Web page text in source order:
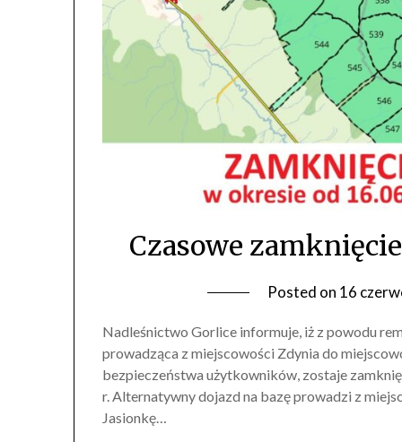
Czasowe
Posted on 16
Nadleśnictwo Gorlice informuje, iż z powodu
prowadząca z miejscowości Zdynia do
bezpieczeństwa użytkowników, zostaje
r. Alternatywny dojazd na bazę prowadzi z
Jasionkę…